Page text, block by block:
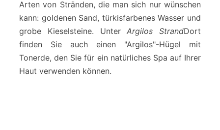
Arten von Stränden, die man sich nur wünschen
kann: goldenen Sand, türkisfarbenes Wasser und
grobe Kieselsteine. UnterArgilos StrandDort
finden Sie auch einen "Argilos"-Hügel mit
Tonerde, den Sie für ein natürliches Spa auf Ihrer
Haut verwenden können.